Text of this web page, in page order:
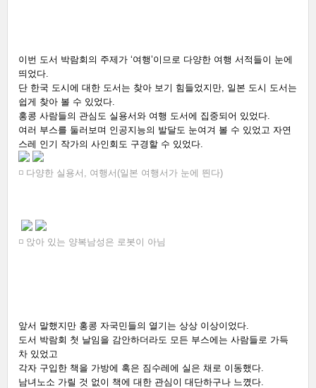
이번 도서 박람회의 주제가 ‘여행’이므로 다양한 여행 서적들이 눈에
띄었다.
단 한국 도시에 대한 도서는 찾아 보기 힘들었지만, 일본 도시 도서는
쉽게 찾아 볼 수 있었다.
홍콩 사람들의 관심도 실용서와 여행 도서에 집중되어 있었다.
여러 부스를 둘러보며 인공지능의 발달도 눈여겨 볼 수 있었고 자연
스레 인기 작가의 사인회도 구경할 수 있었다.
◽ 다양한 실용서, 여행서(일본 여행서가 눈에 띈다)
◽ 앉아 있는 양복남성은 로봇이 아님
앞서 말했지만 홍콩 자국민들의 열기는 상상 이상이었다.
도서 박람회 첫 날임을 감안하더라도 모든 부스에는 사람들로 가득
차 있었고
각자 구입한 책을 가방에 혹은 짐수레에 실은 채로 이동했다.
남녀노소 가릴 것 없이 책에 대한 관심이 대단하구나 느꼈다.